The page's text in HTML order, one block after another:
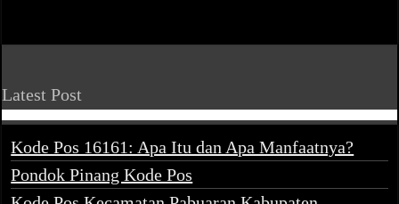
Latest Post
Kode Pos 16161: Apa Itu dan Apa Manfaatnya?
Pondok Pinang Kode Pos